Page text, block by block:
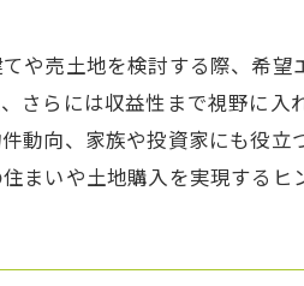
や売土地を検討する際、希望
さらには収益性まで視野に入
動向、家族や投資家にも役立
まいや土地購入を実現するヒ